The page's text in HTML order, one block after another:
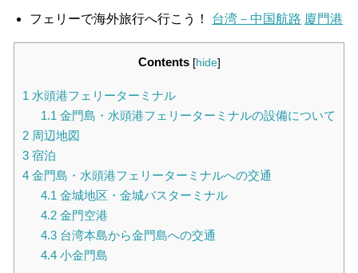
フェリーで海外旅行へ行こう！ 台湾－中国航路 廈門港
Contents [hide]
1 水頭港フェリーターミナル
1.1 金門島・水頭港フェリーターミナルの設備について
2 周辺地図
3 宿泊
4 金門島・水頭港フェリーターミナルへの交通
4.1 金城地区・金城バスターミナル
4.2金門空港
4.3台湾本島から金門島への交通
4.4小金門島